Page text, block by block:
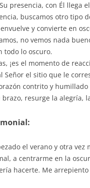
presencia, con Él llega
buscamos otro tipo
y convierte en
no vemos nada
todo lo oscuro.
¡es el momento de
Señor el sitio que le
contrito y
resurge la alegría,
el verano y otra
a centrarme en la
hacerte. Me